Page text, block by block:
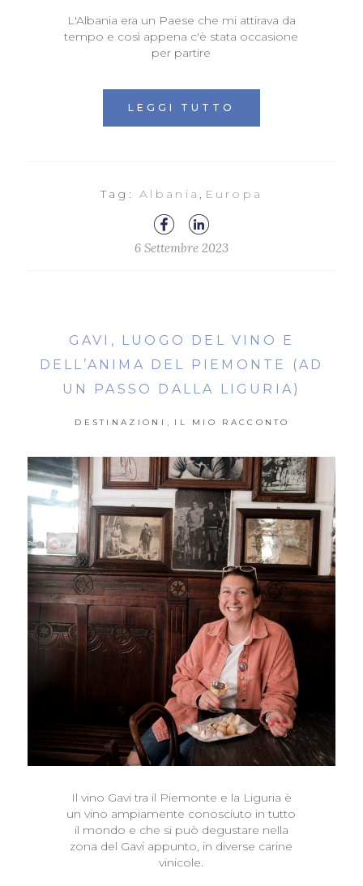
L'Albania era un Paese che mi attirava da
tempo e così appena c'è stata occasione
per partire
LEGGI TUTTO
Tag:Albania , Europa
6 Settembre 2023
GAVI, LUOGO DEL VINO E
DELL’ANIMA DEL PIEMONTE (AD
UN PASSO DALLA LIGURIA)
DESTINAZIONI , IL MIO RACCONTO
Il vino Gavi tra il Piemonte e la Liguria è
un vino ampiamente conosciuto in tutto
il mondo e che si può degustare nella
zona del Gavi appunto, in diverse carine
vinicole.